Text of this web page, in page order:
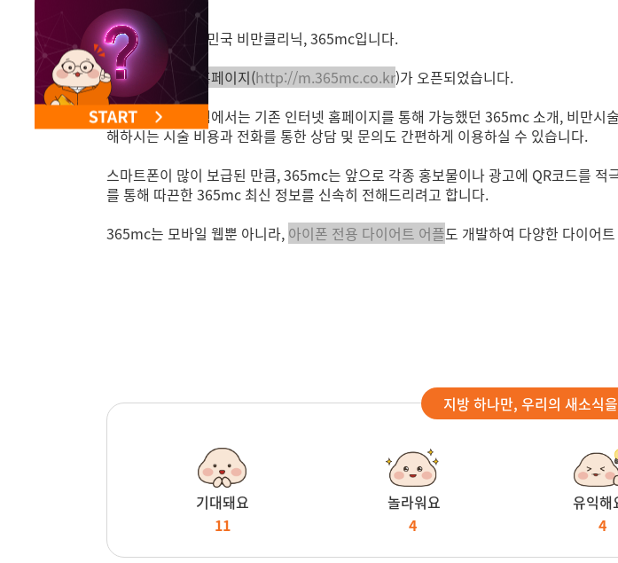
안녕하세요. 대한민국 비만클리닉, 365mc입니다.
365mc 모바일 홈페이지(http://m.365mc.co.kr)가 오픈되었습니다.
365mc 모바일 웹에서는 기존 인터넷 홈페이지를 통해 가능했던 365mc 소개, 비만
해하시는 시술 비용과 전화를 통한 상담 및 문의도 간편하게 이용하실 수 있습니다.
스마트폰이 많이 보급된 만큼, 365mc는 앞으로 각종 홍보물이나 광고에 QR코드를
를 통해 따끈한 365mc 최신 정보를 신속히 전해드리려고 합니다.
365mc는 모바일 웹뿐 아니라, 아이폰 전용 다이어트 어플도 개발하여 다양한 다이어
지방 하나만, 우리의 새소식
기대돼요
11
놀라워요
4
유익해
4